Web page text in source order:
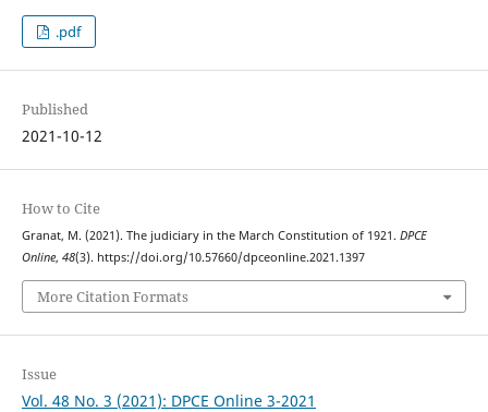
.pdf
Published
2021-10-12
How to Cite
Granat, M. (2021). The judiciary in the March Constitution of 1921. DPCE
Online, 48(3). https://doi.org/10.57660/dpceonline.2021.1397
More Citation Formats
Issue
Vol. 48 No. 3 (2021): DPCE Online 3-2021